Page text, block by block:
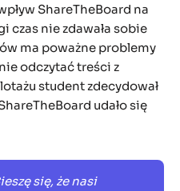
ShareTheBoard na
czas nie zdawała sobie
ma poważne problemy
odczytać treści z
student zdecydował
udało się
się, że nasi